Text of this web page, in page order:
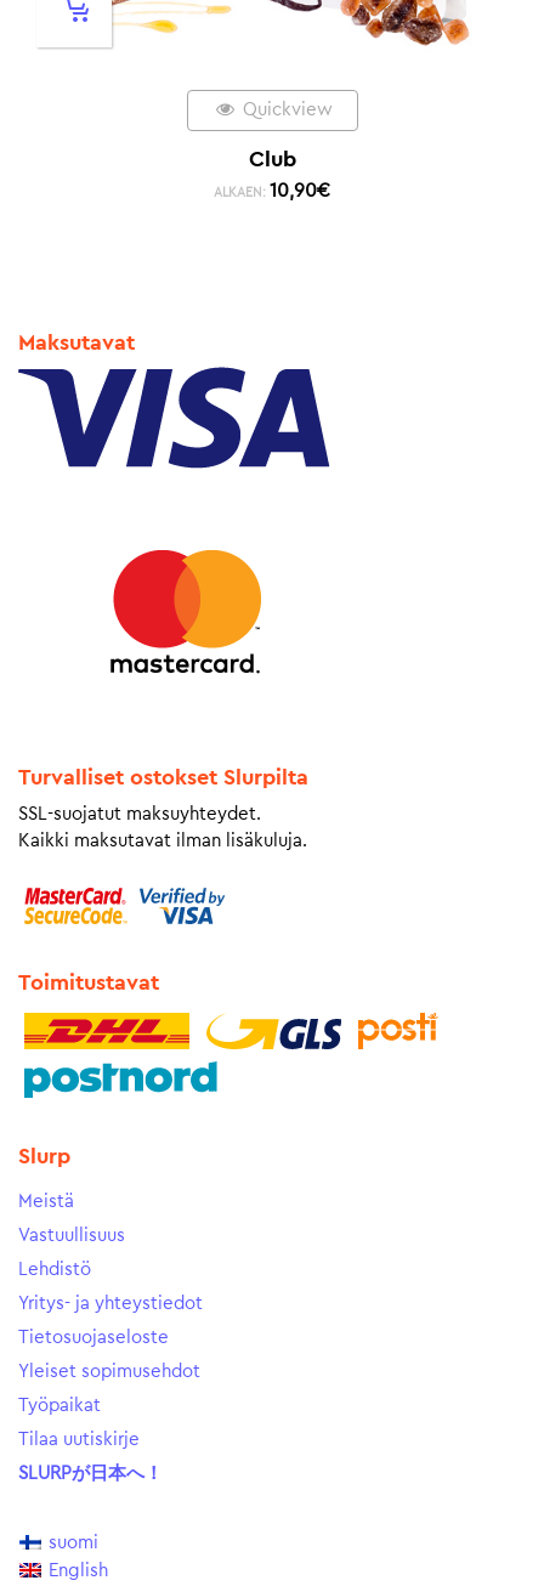
Quickview
Club
ALKAEN: 10,90€
Maksutavat
Turvalliset ostokset Slurpilta
SSL-suojatut maksuyhteydet.
Kaikki maksutavat ilman lisäkuluja.
Toimitustavat
Slurp
Meistä
Vastuullisuus
Lehdistö
Yritys- ja yhteystiedot
Tietosuojaseloste
Yleiset sopimusehdot
Työpaikat
Tilaa uutiskirje
SLURPが日本へ！
suomi
English